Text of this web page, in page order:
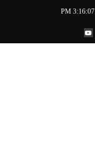
3:16:08 PM